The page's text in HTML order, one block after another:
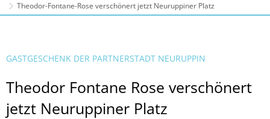
Theodor-Fontane-Rose verschönert jetzt Neuruppiner Platz
GASTGESCHENK DER PARTNERSTADT NEURUPPIN
Theodor Fontane Rose verschönert
jetzt Neuruppiner Platz